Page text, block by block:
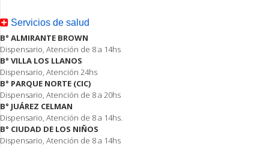
Servicios de salud
B° ALMIRANTE BROWN
Dispensario, Atención de 8 a 14hs
B° VILLA LOS LLANOS
Dispensario, Atención 24hs
B° PARQUE NORTE (CIC)
Dispensario, Atención de 8 a 20hs
B° JUÁREZ CELMAN
Dispensario, Atención de 8 a 14hs.
B° CIUDAD DE LOS NIÑOS
Dispensario, Atención de 8 a 14hs